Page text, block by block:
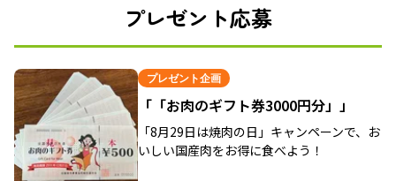
プレゼント応募
プレゼント企画
「「お肉のギフト券3000円分」」
「8月29日は焼肉の日」キャンペーンで、お
いしい国産肉をお得に食べよう！